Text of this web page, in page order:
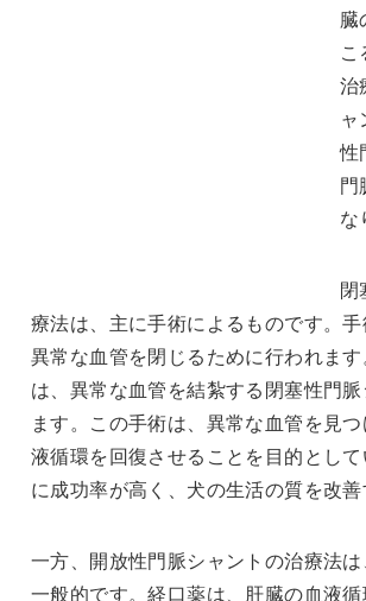
臓
治
性
門
な
閉
療法は、主に手術によるものです。
異常な血管を閉じるために行われま
は、異常な血管を結紮する閉塞性門
ます。この手術は、異常な血管を見
液循環を回復させることを目的とし
に成功率が高く、犬の生活の質を改
一方、開放性門脈シャントの治療法
一般的です。経口薬は、肝臓の血液